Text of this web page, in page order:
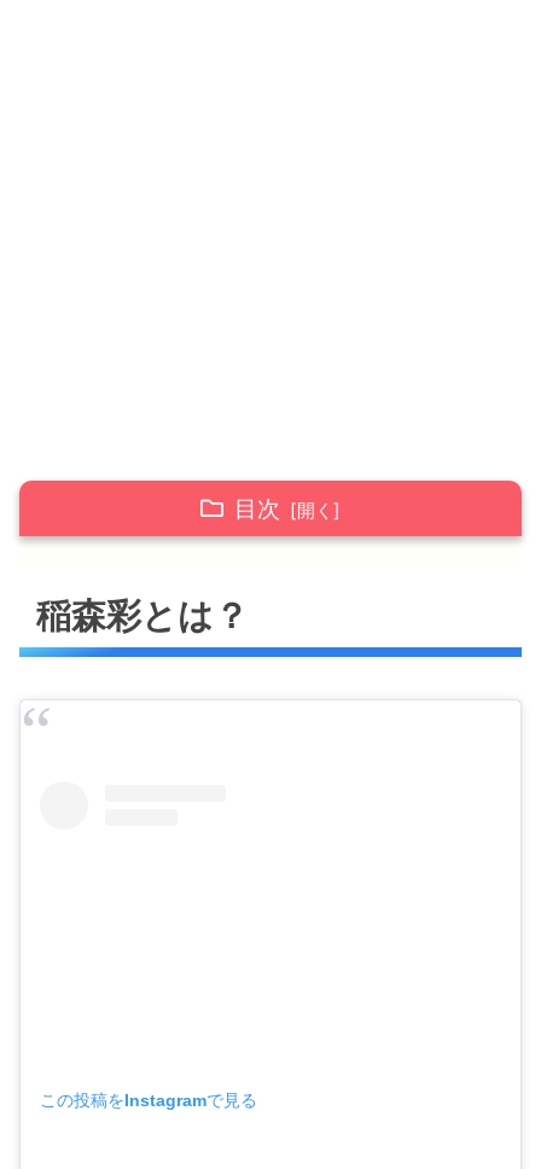
目次
稲森彩アナは「Instagram」や「Twitter」を
やっている？
稲森彩アナの彼氏、結婚の噂は？
稲森彩とは？
この投稿をInstagramで見る